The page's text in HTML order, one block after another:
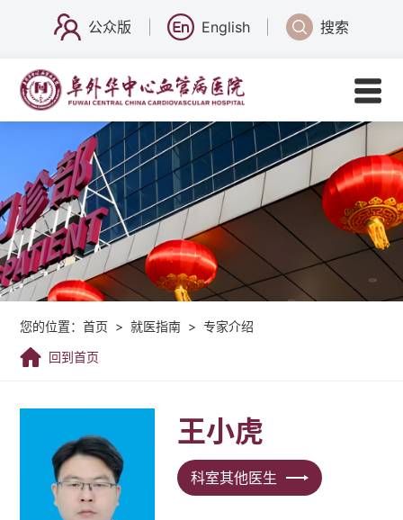
公众版 English 搜索
您的位置：首页 > 就医指南 > 专家介绍
回到首页
王小虎
科室其他医生